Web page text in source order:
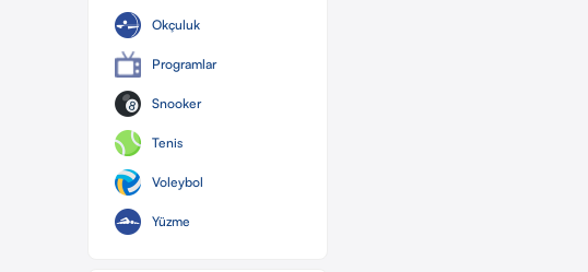
Okçuluk
Programlar
Snooker
Tenis
Voleybol
Yüzme